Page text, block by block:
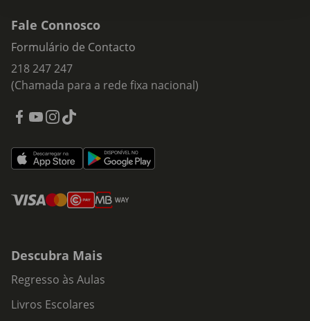
Fale Connosco
Formulário de Contacto
218 247 247
(Chamada para a rede fixa nacional)
Descubra Mais
Regresso às Aulas
Livros Escolares